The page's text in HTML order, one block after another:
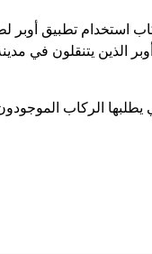
استخدام تطبيق أوبر
يطلبها الركاب